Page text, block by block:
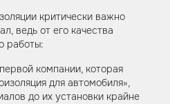
критически важно
ведь от его качества
работы:
компании, которая
для автомобиля»,
до их установки крайне